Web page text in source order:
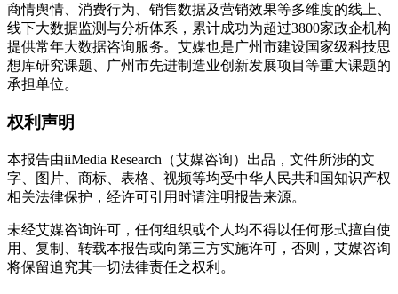
商情舆情、消费行为、销售数据及营销效果等多维度的线上、
线下大数据监测与分析体系，累计成功为超过3800家政企机构
提供常年大数据咨询服务。艾媒也是广州市建设国家级科技思
想库研究课题、广州市先进制造业创新发展项目等重大课题的
承担单位。
权利声明
本报告由iiMedia Research（艾媒咨询）出品，文件所涉的文
字、图片、商标、表格、视频等均受中华人民共和国知识产权
相关法律保护，经许可引用时请注明报告来源。
未经艾媒咨询许可，任何组织或个人均不得以任何形式擅自使
用、复制、转载本报告或向第三方实施许可，否则，艾媒咨询
将保留追究其一切法律责任之权利。